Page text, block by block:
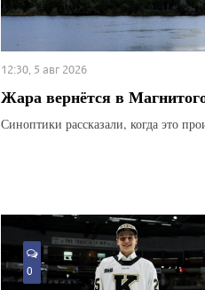
12:30, 5 авг 2026
Жара вернётся в
Синоптики рассказали, когда это
0